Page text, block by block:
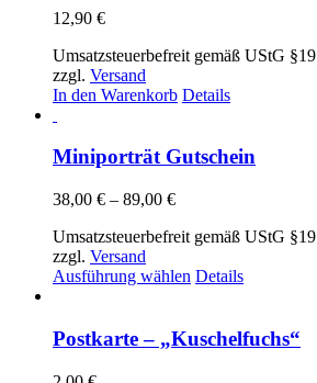
12,90 €
Umsatzsteuerbefreit gemäß UStG §19
zzgl. Versand
In den Warenkorb Details
Miniporträt Gutschein
38,00 € – 89,00 €Preisspanne:
bis
Umsatzsteuerbefreit gemäß UStG §19
zzgl. Versand
Ausführung wählen Dieses
mehrere
Varianten
Details
Postkarte – „Kuschelfuchs“